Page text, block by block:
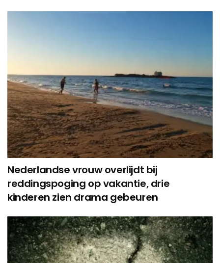
Nederlandse vrouw overlijdt bij
reddingspoging op vakantie, drie
kinderen zien drama gebeuren